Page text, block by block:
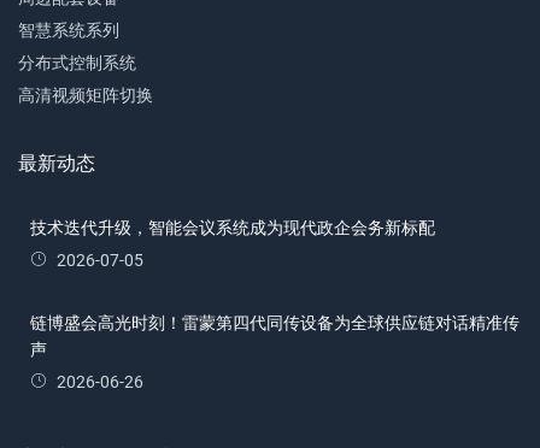
智慧系统系列
分布式控制系统
高清视频矩阵切换
最新动态
技术迭代升级，智能会议系统成为现代政企会务新标配
2026-07-05
链博盛会高光时刻！雷蒙第四代同传设备为全球供应链对话精准传
声
2026-06-26